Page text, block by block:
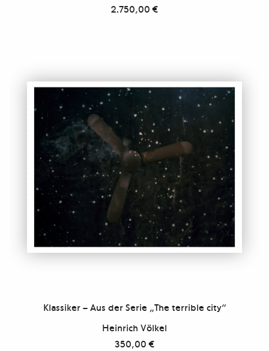
2.750,00€
Klassiker – Aus der Serie „The terrible city“
Heinrich Völkel
350,00€